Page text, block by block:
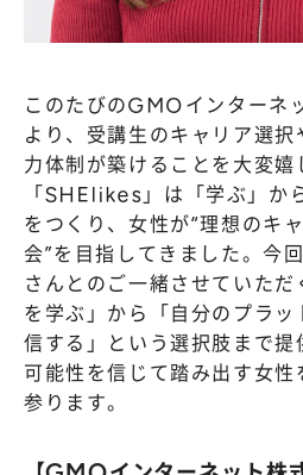
このたびのGMOインターネ
より、受講生のキャリア選
力体制が築けることを大変嬉
「SHElikes」は「学ぶ」か
をつくり、女性が“理想のキ
会”を目指してきました。
さんとのご一緒させていた
を学ぶ」から「自分のプラ
信する」という選択肢まで提
可能性を信じて踏み出す女性
参ります。